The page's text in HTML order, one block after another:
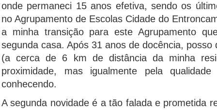
onde permaneci 15 anos efetiva, sendo os
no Agrupamento de Escolas Cidade do
a minha transição para este Agrupamento
segunda casa. Após 31 anos de docência,
(a cerca de 6 km de distância da minha
proximidade, mas igualmente pela
conhecendo.
A segunda novidade é a tão falada e prometida